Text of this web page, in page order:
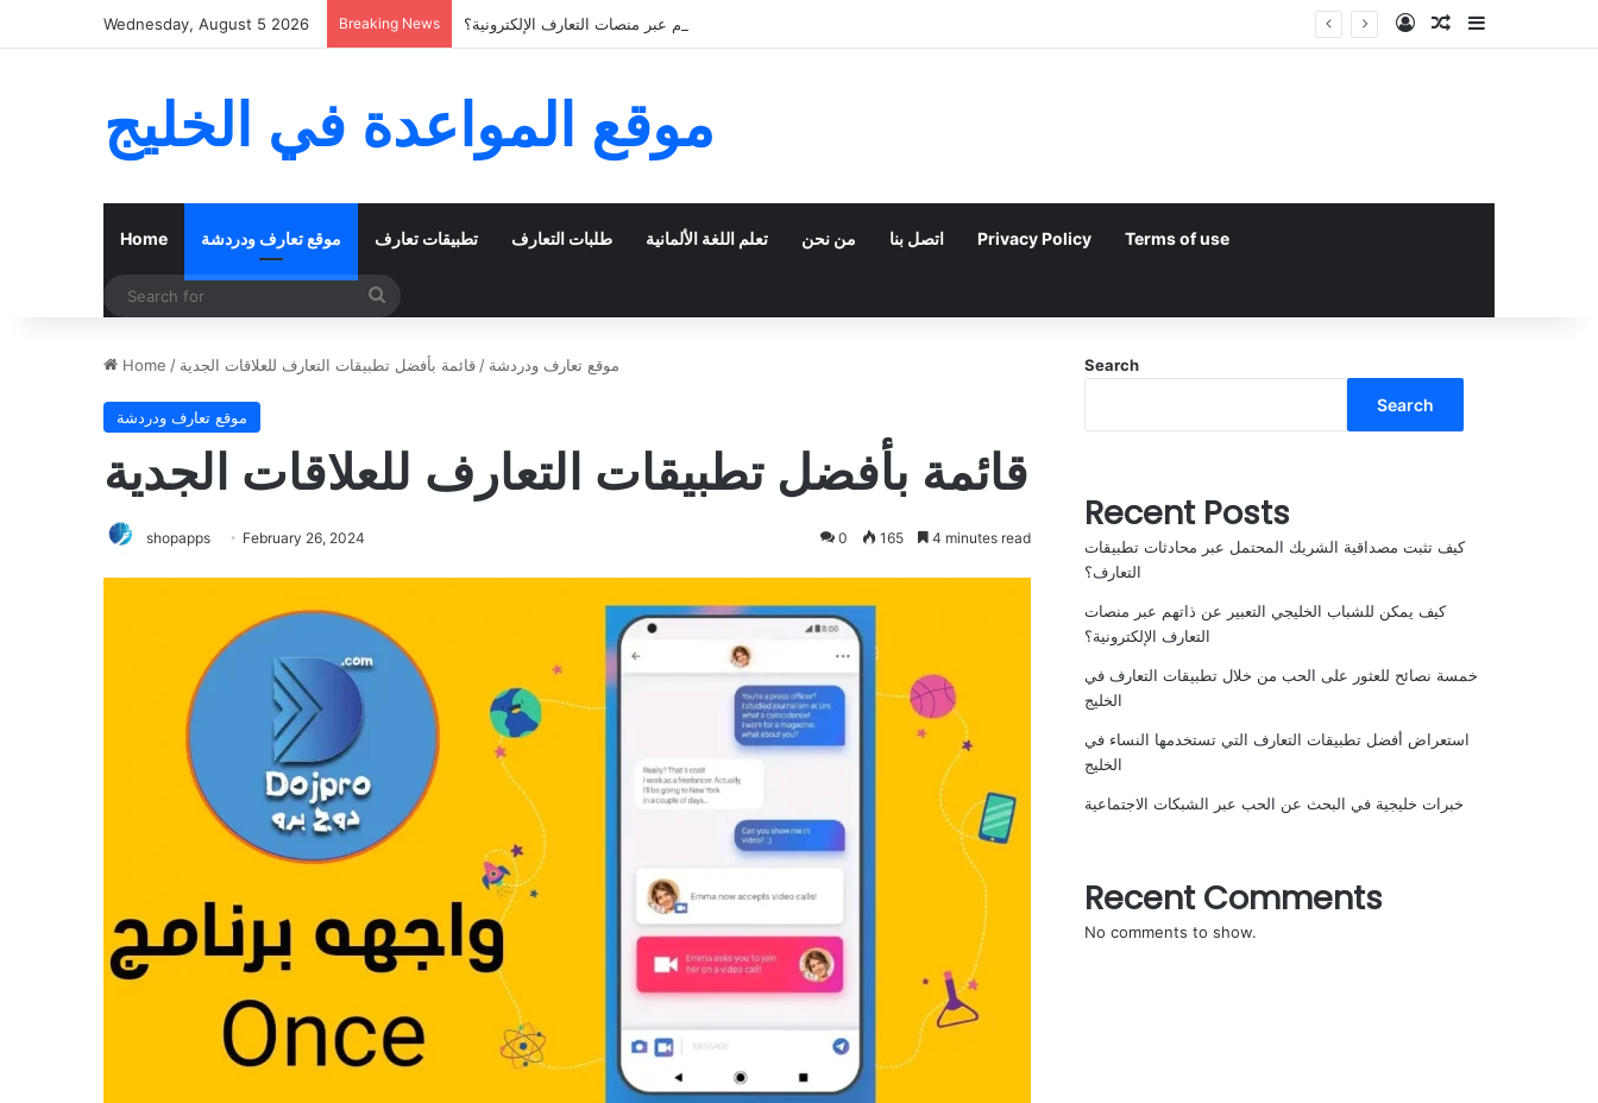
Wednesday, August 5 2026 Breaking News كيف يمكن للشباب الخليجي التعبير عن ذاتهم عبر منصات التعارف الإلكترونية؟ Log InRandom Article
Sidebar
موقع المواعدة في الخليج
Home موقع تعارف ودردشة تطبيقات تعارف طلبات التعارف تعلم اللغة الألمانية من نحن اتصل بنا Privacy Policy Terms of use
Home / موقع تعارف ودردشة / قائمة بأفضل تطبيقات التعارف للعلاقات الجدية
موقع تعارف ودردشة
قائمة بأفضل تطبيقات التعارف للعلاقات الجدية
shopapps February 26, 2024 0 165 4 minutes read
Search
Search
Recent Posts
كيف تثبت مصداقية الشريك المحتمل عبر محادثات تطبيقات
التعارف؟
كيف يمكن للشباب الخليجي التعبير عن ذاتهم عبر منصات
التعارف الإلكترونية؟
خمسة نصائح للعثور على الحب من خلال تطبيقات التعارف في
الخليج
استعراض أفضل تطبيقات التعارف التي تستخدمها النساء في
الخليج
خبرات خليجية في البحث عن الحب عبر الشبكات الاجتماعية
Recent Comments
No comments to show.